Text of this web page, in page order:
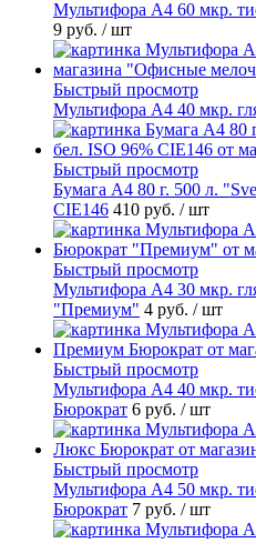
Мультифора А4 60 мкр.
9 руб. / шт
Быстрый просмотр
Мультифора А4 40 мкр.
Быстрый просмотр
Бумага А4 80 г. 500 л.
CIE146 410 руб. / шт
Быстрый просмотр
Мультифора А4 30 мкр.
"Премиум" 4 руб. / шт
Быстрый просмотр
Мультифора А4 40 мкр.
Бюрократ 6 руб. / шт
Быстрый просмотр
Мультифора А4 50 мкр.
Бюрократ 7 руб. / шт